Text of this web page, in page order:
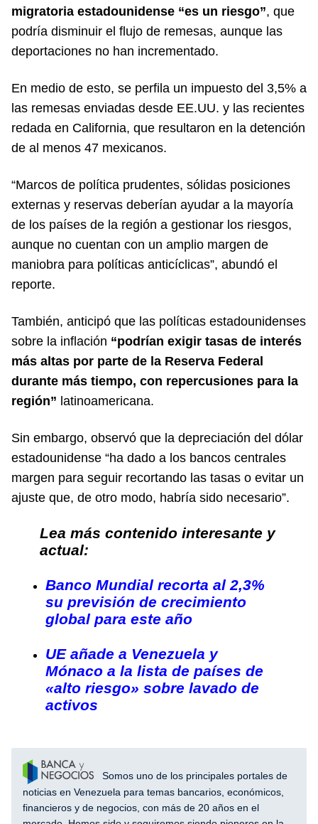
migratoria estadounidense “es un riesgo”, que
podría disminuir el flujo de remesas, aunque las
deportaciones no han incrementado.
En medio de esto, se perfila un impuesto del 3,5% a
las remesas enviadas desde EE.UU. y las recientes
redada en California, que resultaron en la detención
de al menos 47 mexicanos.
“Marcos de política prudentes, sólidas posiciones
externas y reservas deberían ayudar a la mayoría
de los países de la región a gestionar los riesgos,
aunque no cuentan con un amplio margen de
maniobra para políticas anticíclicas”, abundó el
reporte.
También, anticipó que las políticas estadounidenses
sobre la inflación “podrían exigir tasas de interés
más altas por parte de la Reserva Federal
durante más tiempo, con repercusiones para la
región” latinoamericana.
Sin embargo, observó que la depreciación del dólar
estadounidense “ha dado a los bancos centrales
margen para seguir recortando las tasas o evitar un
ajuste que, de otro modo, habría sido necesario”.
Lea más contenido interesante y
actual:
Banco Mundial recorta al 2,3%
su previsión de crecimiento
global para este año
UE añade a Venezuela y
Mónaco a la lista de países de
«alto riesgo» sobre lavado de
activos
Somos uno de los principales portales de
noticias en Venezuela para temas bancarios, económicos,
financieros y de negocios, con más de 20 años en el